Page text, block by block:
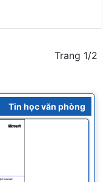
Trang 1/2
Tin học văn phòng